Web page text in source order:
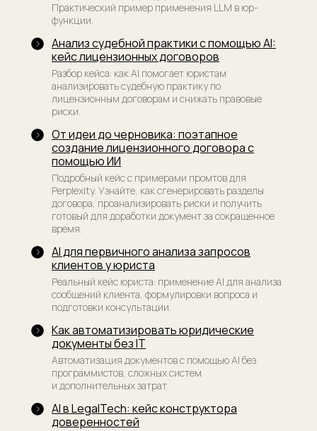
Практический пример применения LLM в юр-
функции.
Анализ судебной практики с помощью AI:
кейс лицензионных договоров
Разбор кейса: как AI помогает юристам
анализировать судебную практику по
лицензионным договорам и снижать правовые
риски.
От идеи до черновика: поэтапное
создание лицензионного договора с
помощью ИИ
Подробный кейс с примерами промтов для
Perplexity. Узнайте, как сгенерировать разделы
договора, проанализировать риски и получить
готовый для доработки документ за сокращенное
время.
AI для первичного анализа запросов
клиентов у юриста
Реальный кейс юриста: применение AI для анализа
сообщений клиента, формулировки вопроса и
подготовки консультации.
Как автоматизировать юридические
документы без IT
Автоматизация документов с помощью AI без
программистов, сложных систем
и дополнительных затрат.
AI в LegalTech: кейс конструктора
доверенностей